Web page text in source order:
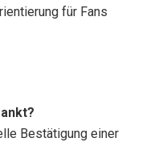
für Fans
Bestätigung einer